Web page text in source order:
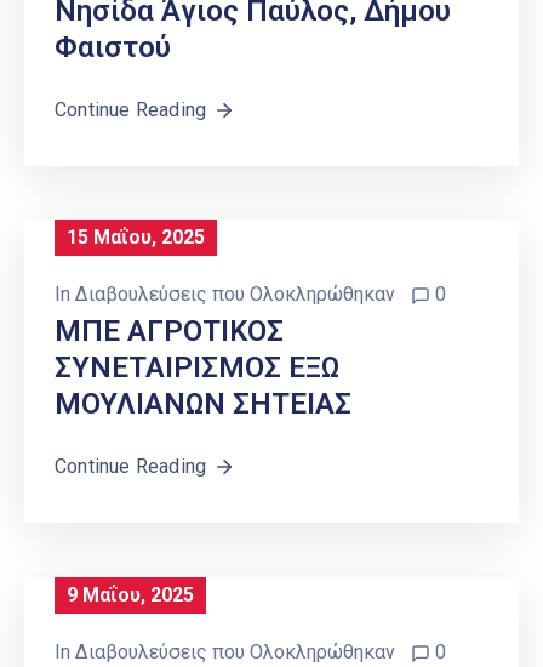
Νησίδα Άγιος Παύλος, Δήμου
Φαιστού
Continue Reading
15 Μαΐου, 2025
In Διαβουλεύσεις που Ολοκληρώθηκαν 0
ΜΠΕ ΑΓΡΟΤΙΚΟΣ
ΣΥΝΕΤΑΙΡΙΣΜΟΣ ΕΞΩ
ΜΟΥΛΙΑΝΩΝ ΣΗΤΕΙΑΣ
Continue Reading
9 Μαΐου, 2025
In Διαβουλεύσεις που Ολοκληρώθηκαν 0